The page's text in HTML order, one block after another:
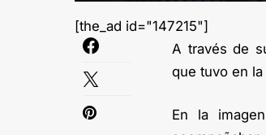
[the_ad id="147215"]
A través de
que tuvo en
En la